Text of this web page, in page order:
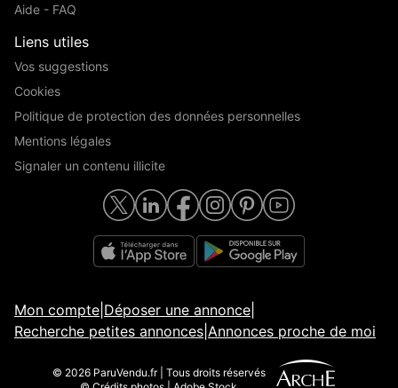
Aide - FAQ
Liens utiles
Vos suggestions
Cookies
Politique de protection des données personnelles
Mentions légales
Signaler un contenu illicite
Mon compte Déposer une annonce
Recherche petites annonces Annonces proche de moi
© 2026 ParuVendu.fr | Tous droits réservés